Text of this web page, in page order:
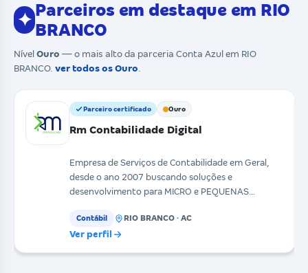
✦
Parceiros em destaque em RIO
BRANCO
Nível Ouro — o mais alto da parceria Conta Azul em RIO
BRANCO. ver todos os Ouro.
Parceiro certificado Ouro
Rm Contabilidade Digital
Empresa de Serviços de Contabilidade em Geral,
desde o ano 2007 buscando soluções e
desenvolvimento para MICRO e PEQUENAS
Contábil RIO BRANCO · AC
Ver perfil